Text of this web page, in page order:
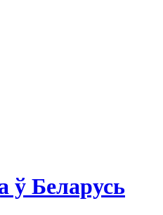
ў Беларусь